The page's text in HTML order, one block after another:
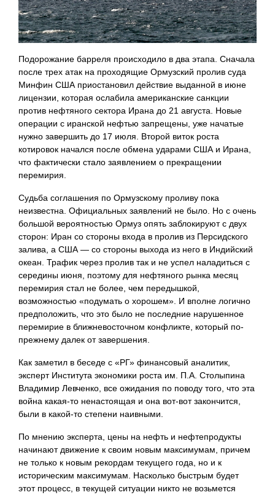
Подорожание барреля происходило в два этапа. Сначала
после трех атак на проходящие Ормузский пролив суда
Минфин США приостановил действие выданной в июне
лицензии, которая ослабила американские санкции
против нефтяного сектора Ирана до 21 августа. Новые
операции с иранской нефтью запрещены, уже начатые
нужно завершить до 17 июля. Второй виток роста
котировок начался после обмена ударами США и Ирана,
что фактически стало заявлением о прекращении
перемирия.
Судьба соглашения по Ормузскому проливу пока
неизвестна. Официальных заявлений не было. Но с очень
большой вероятностью Ормуз опять заблокируют с двух
сторон: Иран со стороны входа в пролив из Персидского
залива, а США — со стороны выхода из него в Индийский
океан. Трафик через пролив так и не успел наладиться с
середины июня, поэтому для нефтяного рынка месяц
перемирия стал не более, чем передышкой,
возможностью «подумать о хорошем». И вполне логично
предположить, что это было не последние нарушенное
перемирие в ближневосточном конфликте, который по-
прежнему далек от завершения.
Как заметил в беседе с «РГ» финансовый аналитик,
эксперт Института экономики роста им. П.А. Столыпина
Владимир Левченко, все ожидания по поводу того, что эта
война какая-то ненастоящая и она вот-вот закончится,
были в какой-то степени наивными.
По мнению эксперта, цены на нефть и нефтепродукты
начинают движение к своим новым максимумам, причем
не только к новым рекордам текущего года, но и к
историческим максимумам. Насколько быстрым будет
этот процесс, в текущей ситуации никто не возьмется